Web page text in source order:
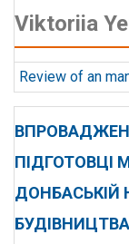
Viktoriia
Review of an
ПІДГОТОВЦІ
ДОНБАСЬКІЙ